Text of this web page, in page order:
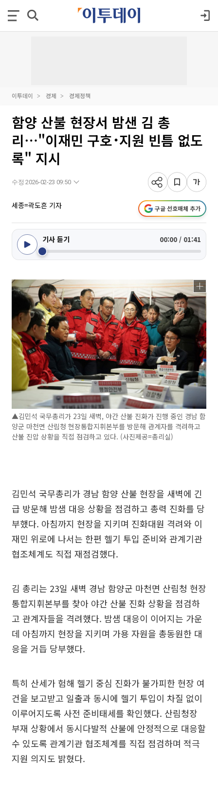
이투데이 경제 경제정책
함양 산불 현장서 밤샌 김 총
리⋯"이재민 구호･지원 빈틈 없도
록" 지시
수정 2026-02-23 09:50
세종=곽도흔 기자 구글 선호매체 추가
기사 듣기 00:00 / 01:41
▲김민석 국무총리가 23일 새벽, 야간 산불 진화가 진행 중인 경남 함
양군 마천면 산림청 현장통합지휘본부를 방문해 관계자를 격려하고
산불 진압 상황을 직접 점검하고 있다. (사진제공=총리실)
김민석 국무총리가 경남 함양 산불 현장을 새벽에 긴
급 방문해 밤샘 대응 상황을 점검하고 총력 진화를 당
부했다. 아침까지 현장을 지키며 진화대원 격려와 이
재민 위로에 나서는 한편 헬기 투입 준비와 관계기관
협조체계도 직접 재점검했다.
김 총리는 23일 새벽 경남 함양군 마천면 산림청 현장
통합지휘본부를 찾아 야간 산불 진화 상황을 점검하
고 관계자들을 격려했다. 밤샘 대응이 이어지는 가운
데 아침까지 현장을 지키며 가용 자원을 총동원한 대
응을 거듭 당부했다.
특히 산세가 험해 헬기 중심 진화가 불가피한 현장 여
건을 보고받고 일출과 동시에 헬기 투입이 차질 없이
이루어지도록 사전 준비태세를 확인했다. 산림청장
부재 상황에서 동시다발적 산불에 안정적으로 대응할
수 있도록 관계기관 협조체계를 직접 점검하며 적극
지원 의지도 밝혔다.